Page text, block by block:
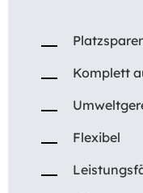
Komplett
Flexibel